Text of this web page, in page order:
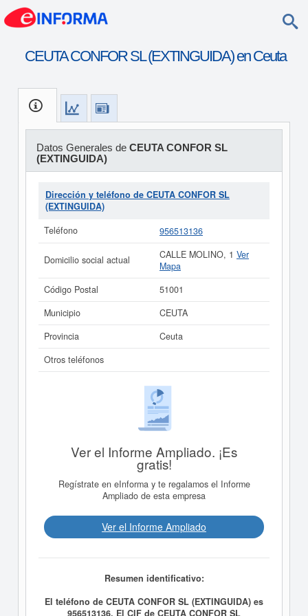
CEUTA CONFOR SL (EXTINGUIDA) en Ceuta
Datos Generales de CEUTA CONFOR SL
(EXTINGUIDA)
Dirección y teléfono de CEUTA CONFOR SL
(EXTINGUIDA)
Teléfono
956513136
Domicilio social actual CALLE MOLINO, 1 Ver
Mapa
Código Postal
51001
Municipio
CEUTA
Provincia
Ceuta
Otros teléfonos
Ver el Informe Ampliado. ¡Es
gratis!
Regístrate en eInforma y te regalamos el Informe
Ampliado de esta empresa
Ver el Informe Ampliado
Resumen identificativo:
El teléfono de CEUTA CONFOR SL (EXTINGUIDA) es
956513136. El CIF de CEUTA CONFOR SL